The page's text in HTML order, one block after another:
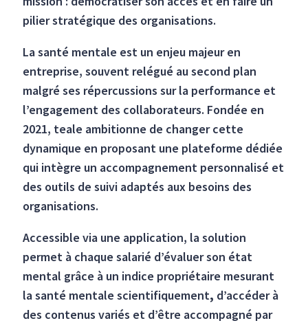
pilier stratégique des organisations.
La santé mentale est un enjeu majeur en
entreprise, souvent relégué au second plan
malgré ses répercussions sur la performance et
l’engagement des collaborateurs. Fondée en
2021, teale ambitionne de changer cette
dynamique en proposant une plateforme dédiée
qui intègre un accompagnement personnalisé et
des outils de suivi adaptés aux besoins des
organisations.
Accessible via une application, la solution
permet à chaque salarié d’évaluer son état
mental grâce à un indice propriétaire mesurant
la santé mentale scientifiquement, d’accéder à
des contenus variés et d’être accompagné par